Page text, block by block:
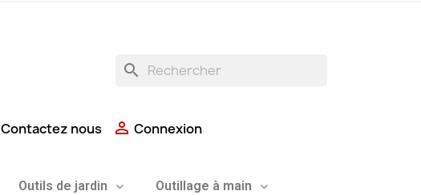
search
Contactez nous  Connexion
Outils de jardin Outillage à main